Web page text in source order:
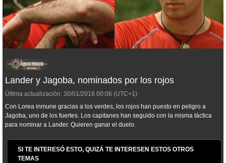
Lander y Jagoba, nominados por los rojos
Última actualización: 30/01/2018 00:06 (UTC+1)
Con Lorea inmune gracias a los verdes, los rojos han puesto en peligro a
Jagoba, uno de los fuertes. Los capitanes han seguido con la misma táctica
para nominar a Lander. Quieren ganar el duelo.
SI TE INTERESÓ ESTO, QUIZÁ TE INTERESEN ESTOS OTROS
TEMAS